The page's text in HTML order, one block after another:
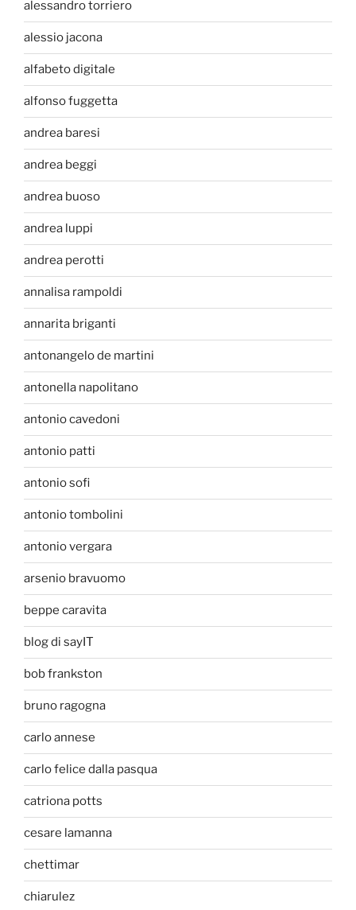
alessandro torriero
alessio jacona
alfabeto digitale
alfonso fuggetta
andrea baresi
andrea beggi
andrea buoso
andrea luppi
andrea perotti
annalisa rampoldi
annarita briganti
antonangelo de martini
antonella napolitano
antonio cavedoni
antonio patti
antonio sofi
antonio tombolini
antonio vergara
arsenio bravuomo
beppe caravita
blog di sayIT
bob frankston
bruno ragogna
carlo annese
carlo felice dalla pasqua
catriona potts
cesare lamanna
chettimar
chiarulez